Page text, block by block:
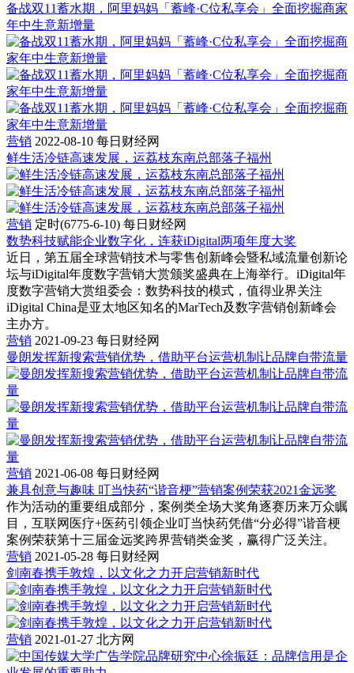
备战双11蓄水期，阿里妈妈「蓄峰·C位私享会」全面挖掘商家
年中生意新增量
营销 2022-08-10 每日财经网
鲜生活冷链高速发展，运荔枝东南总部落子福州
营销 定时(6775-6-10) 每日财经网
数势科技赋能企业数字化，连获iDigital两项年度大奖
近日，第五届全球营销技术与零售创新峰会暨私域流量创新论
坛与iDigital年度数字营销大赏颁奖盛典在上海举行。iDigital年
度数字营销大赏组委会：数势科技的模式，值得业界关注
iDigital China是亚太地区知名的MarTech及数字营销创新峰会
主办方。
营销 2021-09-23 每日财经网
曼朗发挥新搜索营销优势，借助平台运营机制让品牌自带流量
营销 2021-06-08 每日财经网
兼具创意与趣味 叮当快药“谐音梗”营销案例荣获2021金远奖
作为活动的重要组成部分，案例类全场大奖角逐赛历来万众瞩
目，互联网医疗+医药引领企业叮当快药凭借“分必得”谐音梗
案例荣获第十三届金远奖跨界营销类金奖，赢得广泛关注。
营销 2021-05-28 每日财经网
剑南春携手敦煌，以文化之力开启营销新时代
营销 2021-01-27 北方网